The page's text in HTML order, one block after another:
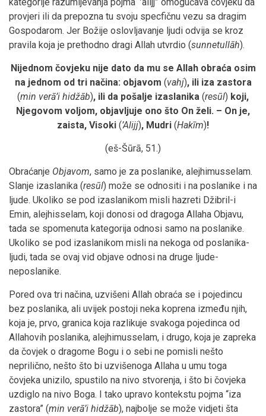
provjeri ili da prepozna tu svoju specfičnu vezu sa dragim
Gospodarom. Jer Božije oslovljavanje ljudi odvija se kroz
pravila koja je prethodno dragi Allah utvrdio (sunnetullāh).
Nijednom čovjeku nije dato da mu se Allah obraća osim
na jednom od tri načina: objavom (vahj), ili iza zastora
(min verā’i hidžāb), ili da pošalje izaslanika (resūl) koji,
Njegovom voljom, objavljuje ono što On želi. – On je,
zaista, Visoki (’Alijj), Mudri (Hakīm)!
(eš-Šūrā, 51.)
Obraćanje Objavom, samo je za poslanike, alejhimusselam.
Slanje izaslanika (resūl) može se odnositi i na poslanike i na
ljude. Ukoliko se pod izaslanikom misli hazreti Džibril-i
Emin, alejhisselam, koji donosi od dragoga Allaha Objavu,
tada se spomenuta kategorija odnosi samo na poslanike.
Ukoliko se pod izaslanikom misli na nekoga od poslanika-
ljudi, tada se ovaj vid objave odnosi na druge ljude-
neposlanike.
Pored ova tri načina, uzvišeni Allah obraća se i pojedincu
bez poslanika, ali uvijek postoji neka koprena između njih,
koja je, prvo, granica koja razlikuje svakoga pojedinca od
Allahovih poslanika, alejhimusselam, i drugo, koja je zapreka
da čovjek o dragome Bogu i o sebi ne pomisli nešto
neprilično, nešto što bi uzvišenoga Allaha u umu toga
čovjeka unizilo, spustilo na nivo stvorenja, i što bi čovjeka
uzdiglo na nivo Boga. I tako upravo kontekstu pojma “iza
zastora” (min verā’i hidžāb), najbolje se može vidjeti šta